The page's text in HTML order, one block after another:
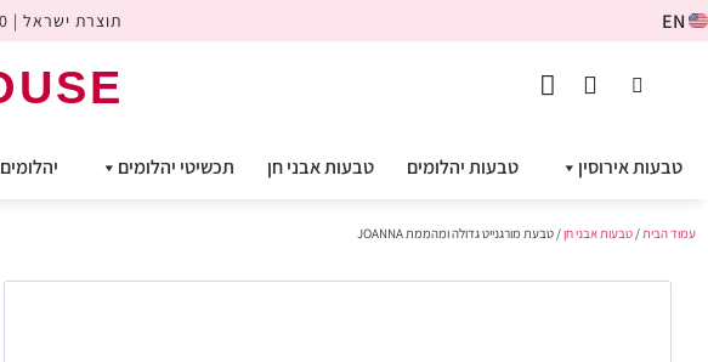
EN תוצרת ישראל | 30 יום החזר כספי | משלוח חינם
טבעות אירוסין טבעות יהלומים טבעות אבני חן תכשיטי יהלומים
עמוד הבית/טבעות אבני חן/ טבעת מורגנייט גדולה ומהממת JOANNA